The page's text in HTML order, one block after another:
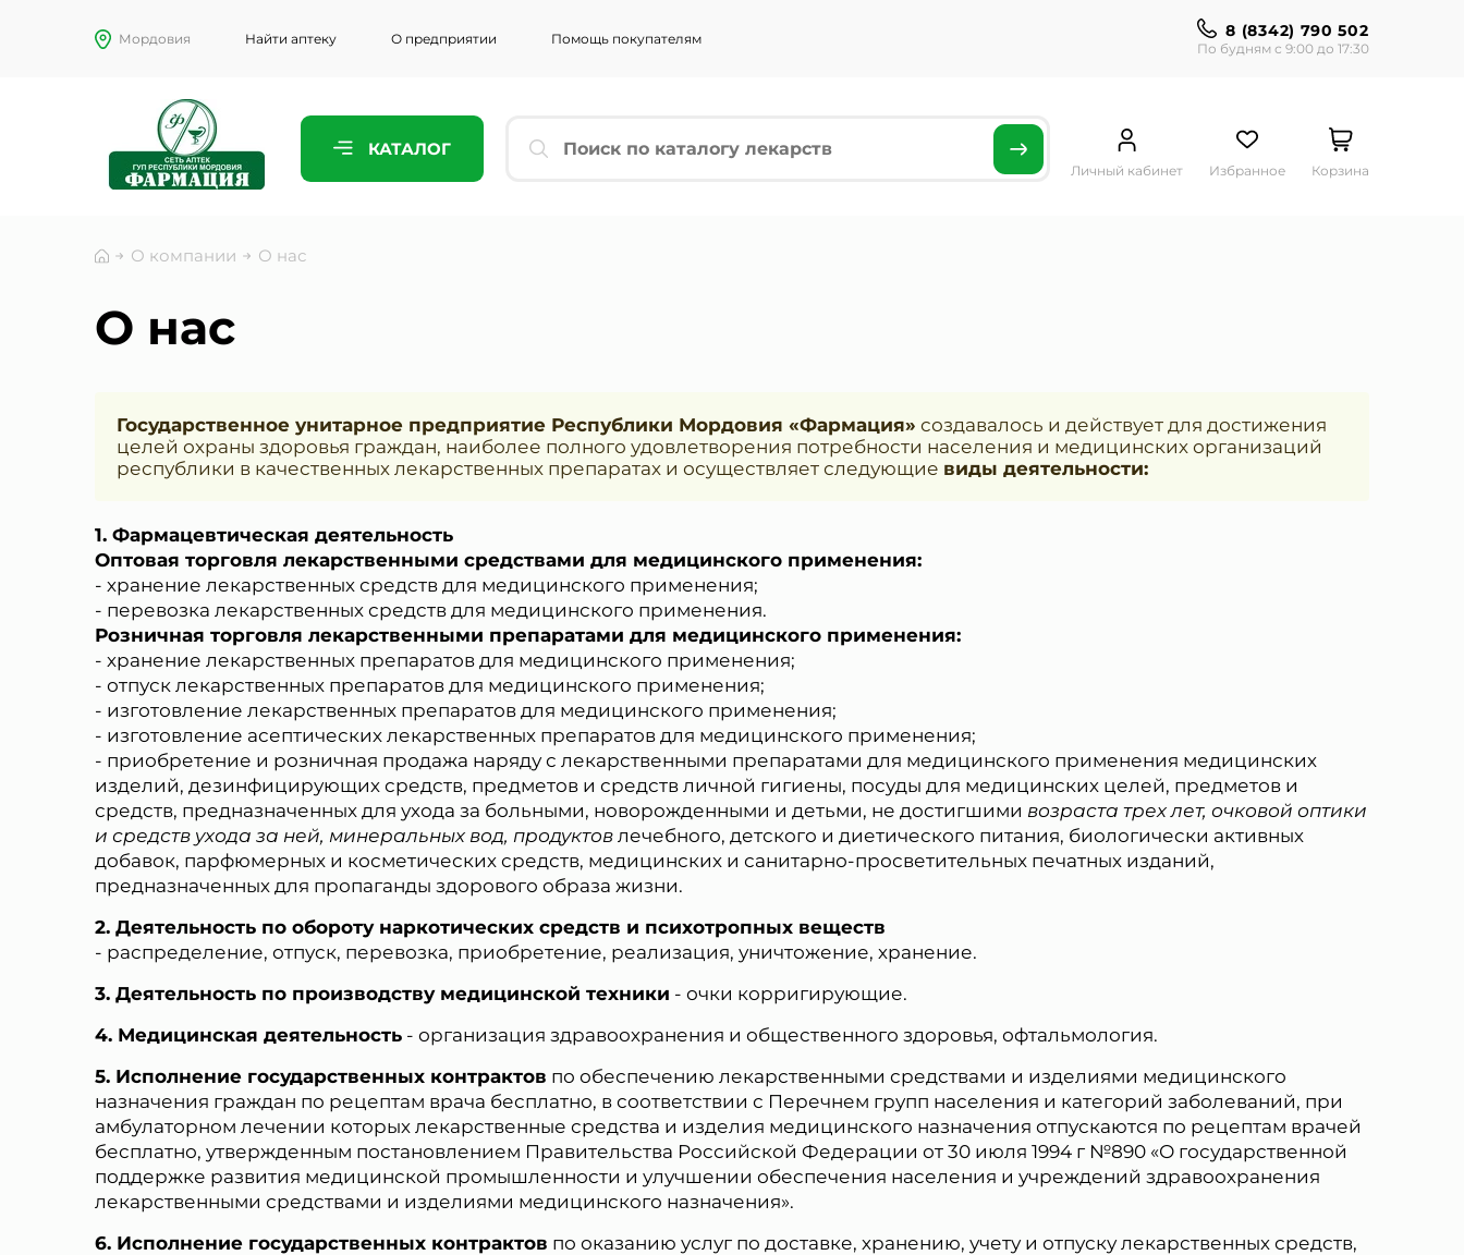
Мордовия Найти аптеку О предприятии Помощь покупателям 8 (8342) 790 502
По будням с 9:00 до 17:30
КАТАЛОГ
Личный кабинет Избранное Корзина
О компании О нас
О нас
Государственное унитарное предприятие Республики Мордовия «Фармация» создавалось и действует для достижения
целей охраны здоровья граждан, наиболее полного удовлетворения потребности населения и медицинских организаций
республики в качественных лекарственных препаратах и осуществляет следующие виды деятельности:
Фармацевтическая деятельность
Оптовая торговля лекарственными средствами для медицинского применения:
- хранение лекарственных средств для медицинского применения;
- перевозка лекарственных средств для медицинского применения.
Розничная торговля лекарственными препаратами для медицинского применения:
- хранение лекарственных препаратов для медицинского применения;
- отпуск лекарственных препаратов для медицинского применения;
- изготовление лекарственных препаратов для медицинского применения;
- изготовление асептических лекарственных препаратов для медицинского применения;
- приобретение и розничная продажа наряду с лекарственными препаратами для медицинского применения медицинских
изделий, дезинфицирующих средств, предметов и средств личной гигиены, посуды для медицинских целей, предметов и
средств, предназначенных для ухода за больными, новорожденными и детьми, не достигшими возраста трех лет, очковой оптики
и средств ухода за ней, минеральных вод, продуктов лечебного, детского и диетического питания, биологически активных
добавок, парфюмерных и косметических средств, медицинских и санитарно-просветительных печатных изданий,
предназначенных для пропаганды здорового образа жизни.
Деятельность по обороту наркотических средств и психотропных веществ
- распределение, отпуск, перевозка, приобретение, реализация, уничтожение, хранение.
Деятельность по производству медицинской техники - очки корригирующие.
Медицинская деятельность - организация здравоохранения и общественного здоровья, офтальмология.
Исполнение государственных контрактов по обеспечению лекарственными средствами и изделиями медицинского
назначения граждан по рецептам врача бесплатно, в соответствии с Перечнем групп населения и категорий заболеваний, при
амбулаторном лечении которых лекарственные средства и изделия медицинского назначения отпускаются по рецептам врачей
бесплатно, утвержденным постановлением Правительства Российской Федерации от 30 июля 1994 г №890 «О государственной
поддержке развития медицинской промышленности и улучшении обеспечения населения и учреждений здравоохранения
лекарственными средствами и изделиями медицинского назначения».
Исполнение государственных контрактов по оказанию услуг по доставке, хранению, учету и отпуску лекарственных средств,
КОММЕНТАРИИ*
Защита от автоматических сообщений
Введите слово на картинке *
* Нажимая кнопку «Отправить отзыв», я даю свое согласие на обработку моих
персональных данных, в соответствии с Федеральным законом от 27.07.2006 года
№152-ФЗ «О персональных данных», на условиях и для целей, определенных в